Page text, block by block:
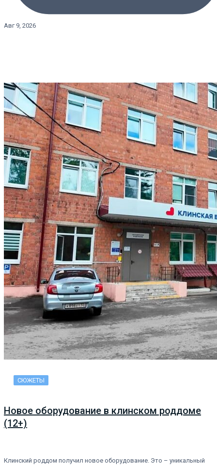
Авг 9, 2026
СЮЖЕТЫ
Новое оборудование в клинском роддоме
(12+)
Клинский роддом получил новое оборудование. Это – уникальный